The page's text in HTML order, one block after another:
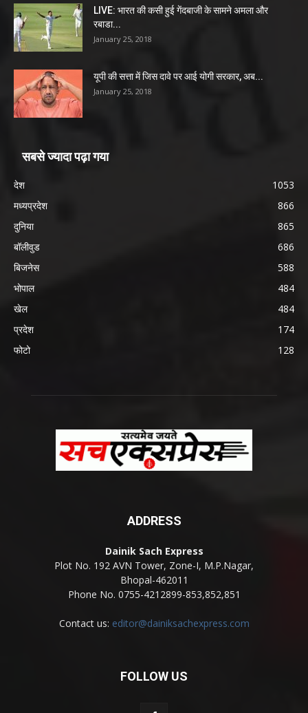
LIVE: भारत की कसी हुई गेंदबाजी के सामने अमला और
रबाडा...
January 25, 2018
यूपी की सत्ता में जिस दावे पर आई योगी सरकार, अब...
January 25, 2018
सबसे ज्यादा पढ़ा गया
देश
1053
मध्यप्रदेश
866
दुनिया
865
बॉलीवुड
686
बिजनेस
588
भोपाल
484
खेल
484
प्रदेश
174
फोटो
128
ADDRESS
Dainik Sach Express
Plot No. 192 AVN Tower, Zone-I, M.P.Nagar,
Bhopal-462011
Phone No. 0755-4212899-853,852,851
Contact us: editor@dainiksachexpress.com
FOLLOW US